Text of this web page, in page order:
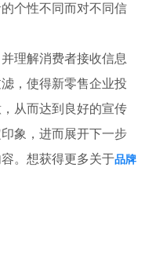
个性不同而对不同信
理解消费者接收信息
，使得新零售企业投
从而达到良好的宣传
象，进而展开下一步
。想获得更多关于品牌